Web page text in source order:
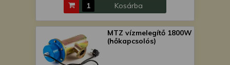
Kosárba
MTZ vízmelegítő 1800W
(hőkapcsolós)